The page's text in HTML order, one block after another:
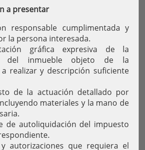
a presentar
responsable cumplimentada y
la persona interesada.
gráfica expresiva de la
del inmueble objeto de la
realizar y descripción suficiente
de la actuación detallado por
materiales y la mano de
de autoliquidación del impuesto
autorizaciones que requiera el